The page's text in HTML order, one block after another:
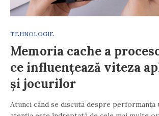
TEHNOLOGIE
Memoria cache a
ce influențează viteza
și jocurilor
Atunci când se discută despre performanța